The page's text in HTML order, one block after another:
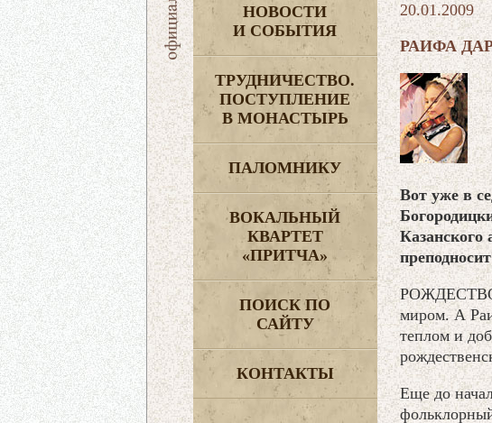
НОВОСТИ
И СОБЫТИЯ
ТРУДНИЧЕСТВО.
ПОСТУПЛЕНИЕ
В МОНАСТЫРЬ
ПАЛОМНИКУ
ВОКАЛЬНЫЙ
КВАРТЕТ
«ПРИТЧА»
ПОИСК ПО
САЙТУ
КОНТАКТЫ
20.01.2009
РАИФА
Вот уже в
Казанского
РОЖДЕСТВО
миром. А
теплом и
Еще до